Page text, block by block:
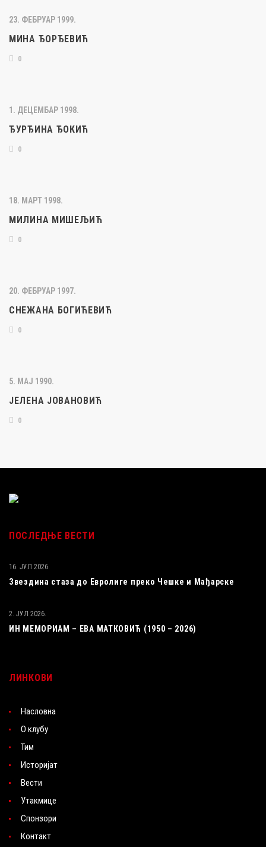
23. ФЕБРУАР 1999.
МИНА ЂОРЂЕВИЋ
0
1. ДЕЦЕМБАР 1998.
ЂУРЂИНА ЂОКИЋ
0
18. МАРТ 1998.
МИЛИНА МИШЕЉИЋ
0
20. ФЕБРУАР 1997.
СНЕЖАНА БОГИЋЕВИЋ
0
5. МАЈ 1990.
ЈЕЛЕНА ЈОВАНОВИЋ
0
ПОСЛЕДЊЕ ВЕСТИ
Звездина стаза до Евролиге преко Чешке и Мађарске
16. ЈУЛ 2026.
ИН МЕМОРИАМ – ЕВА МАТКОВИЋ (1950 – 2026)
2. ЈУЛ 2026.
ЛИНКОВИ
Насловна
О клубу
Тим
Историјат
Вести
Утакмице
Спонзори
Контакт